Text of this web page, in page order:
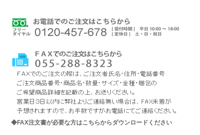
◆FAX注文書が必要な方はこちらからダウンロードください